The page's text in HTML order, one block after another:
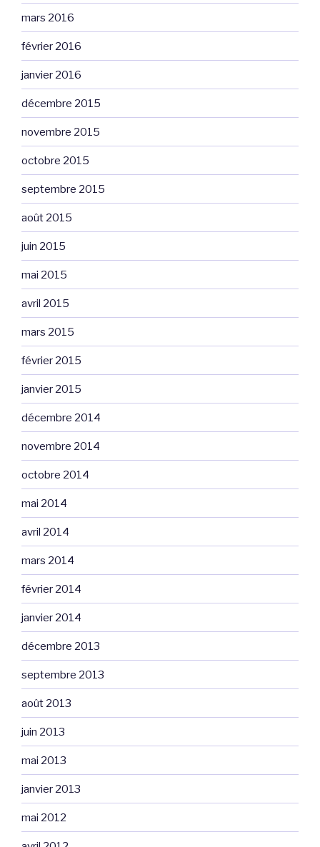
mars 2016
février 2016
janvier 2016
décembre 2015
novembre 2015
octobre 2015
septembre 2015
août 2015
juin 2015
mai 2015
avril 2015
mars 2015
février 2015
janvier 2015
décembre 2014
novembre 2014
octobre 2014
mai 2014
avril 2014
mars 2014
février 2014
janvier 2014
décembre 2013
septembre 2013
août 2013
juin 2013
mai 2013
janvier 2013
mai 2012